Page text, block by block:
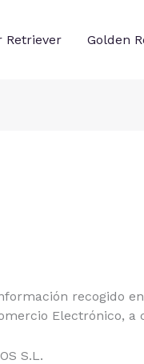
Retriever Golden
recogido
Electrónico,
S.L.